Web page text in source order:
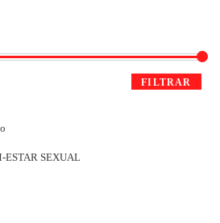
FILTRAR
ESTAR SEXUAL